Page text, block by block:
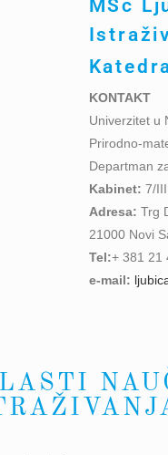
MSc
KONTAKT
Univerzitet u
Prirodno-
Departman
Kabinet: 7/III
Adresa: Trg
21000 Novi
Tel:+ 381 21
e-mail: